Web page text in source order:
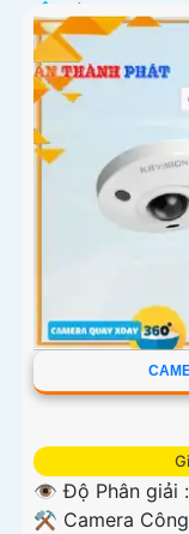
️💠 Tích Hợp :
👁 Độ Phân giải :
⚒ Camera